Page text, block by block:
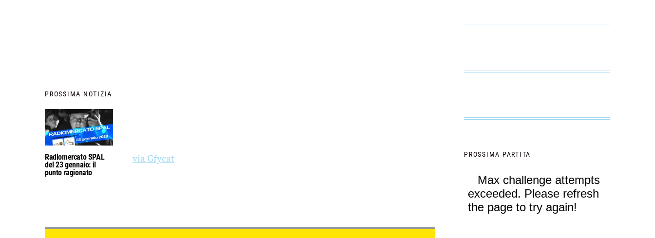
PROSSIMA NOTIZIA
Radiomercato SPAL
del 23 gennaio: il
punto ragionato
via Gfycat PROSSIMA PARTITA